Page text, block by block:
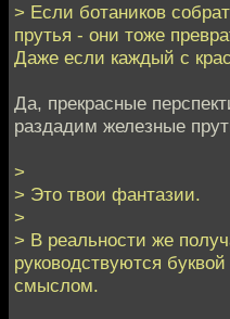
> Если ботаников
прутья - они тоже
Даже если каждый с
Да, прекрасные
раздадим железные
>
> Это твои фантазии.
>
> В реальности же
руководствуются
смыслом.